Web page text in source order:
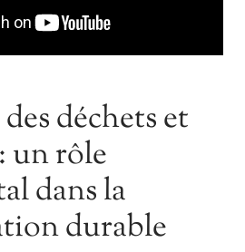
déchets et
un rôle
dans la
durable